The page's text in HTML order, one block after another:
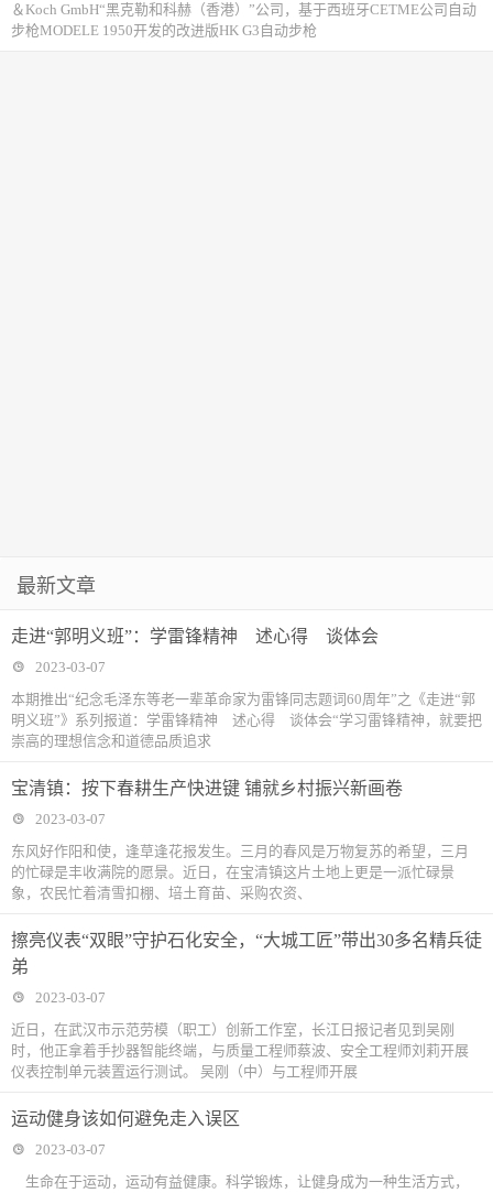
＆Koch GmbH“黑克勒和科赫（香港）”公司，基于西班牙CETME公司自动
步枪MODELE 1950开发的改进版HK G3自动步枪
最新文章
走进“郭明义班”：学雷锋精神 述心得 谈体会
2023-03-07
本期推出“纪念毛泽东等老一辈革命家为雷锋同志题词60周年”之《走进“郭
明义班”》系列报道：学雷锋精神 述心得 谈体会“学习雷锋精神，就要把
崇高的理想信念和道德品质追求
宝清镇：按下春耕生产快进键 铺就乡村振兴新画卷
2023-03-07
东风好作阳和使，逢草逢花报发生。三月的春风是万物复苏的希望，三月
的忙碌是丰收满院的愿景。近日，在宝清镇这片土地上更是一派忙碌景
象，农民忙着清雪扣棚、培土育苗、采购农资、
擦亮仪表“双眼”守护石化安全，“大城工匠”带出30多名精兵徒
弟
2023-03-07
近日，在武汉市示范劳模（职工）创新工作室，长江日报记者见到吴刚
时，他正拿着手抄器智能终端，与质量工程师蔡波、安全工程师刘莉开展
仪表控制单元装置运行测试。 吴刚（中）与工程师开展
运动健身该如何避免走入误区
2023-03-07
生命在于运动，运动有益健康。科学锻炼，让健身成为一种生活方式，